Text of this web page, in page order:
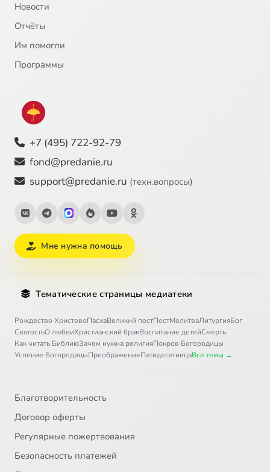
Новости
Отчёты
Им помогли
Программы
+7 (495) 722-92-79
fond@predanie.ru
support@predanie.ru (техн.вопросы)
Мне нужна помощь
Тематические страницы медиатеки
Рождество ХристовоПасхаВеликий постПостМолитваЛитургияБог
СвятостьО любвиХристианский бракВоспитание детейСмерть
Как читать БиблиюЗачем нужна религияПокров Богородицы
Успение БогородицыПреображениеПятидесятницаВсе темы →
Благотворительность
Договор оферты
Регулярные пожертвования
Безопасность платежей